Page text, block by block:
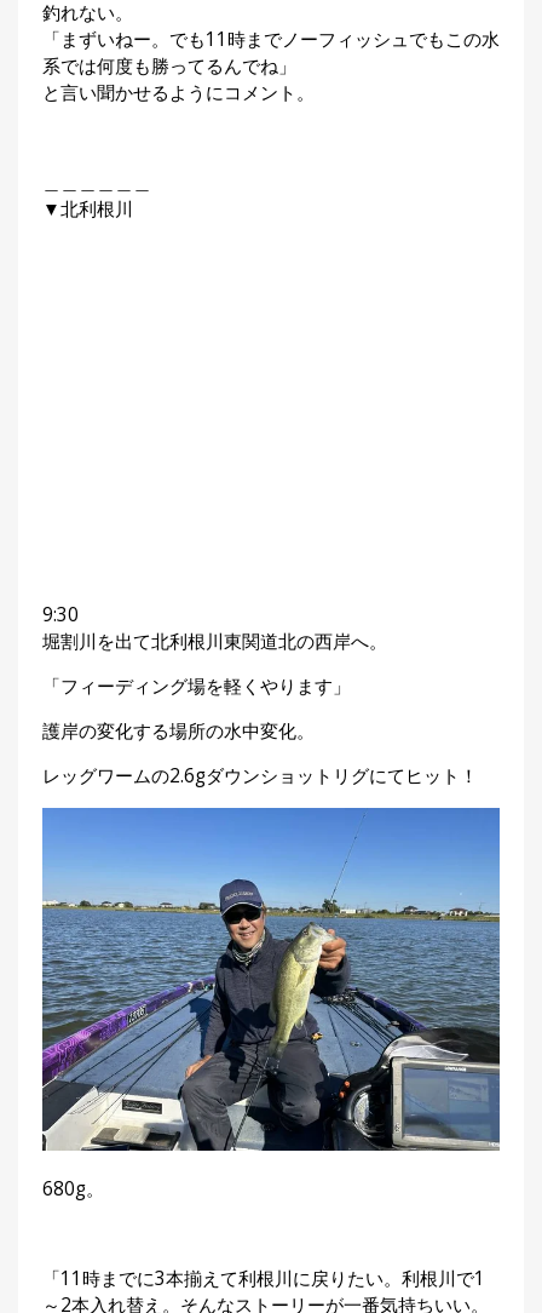
釣れない。
「まずいねー。でも11時までノーフィッシュでもこの水
系では何度も勝ってるんでね」
と言い聞かせるようにコメント。
▼北利根川
9:30
堀割川を出て北利根川東関道北の西岸へ。
「フィーディング場を軽くやります」
護岸の変化する場所の水中変化。
レッグワームの2.6gダウンショットリグにてヒット！
680g。
「11時までに3本揃えて利根川に戻りたい。利根川で1
～2本入れ替え。そんなストーリーが一番気持ちいい。